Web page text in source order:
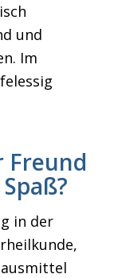
und
Im
Freund
in der